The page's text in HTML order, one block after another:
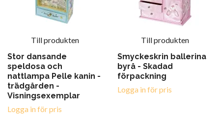
Till produkten
Stor dansande
speldosa och
nattlampa Pelle kanin -
trädgården -
Visningsexemplar
Logga in för pris
Till produkten
Smyckeskrin ballerina
byrå - Skadad
förpackning
Logga in för pris